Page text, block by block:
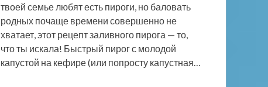
твоей семье любят есть пироги, но баловать
родных почаще времени совершенно не
хватает, этот рецепт заливного пирога — то,
что ты искала! Быстрый пирог с молодой
капустой на кефире (или попросту капустная…